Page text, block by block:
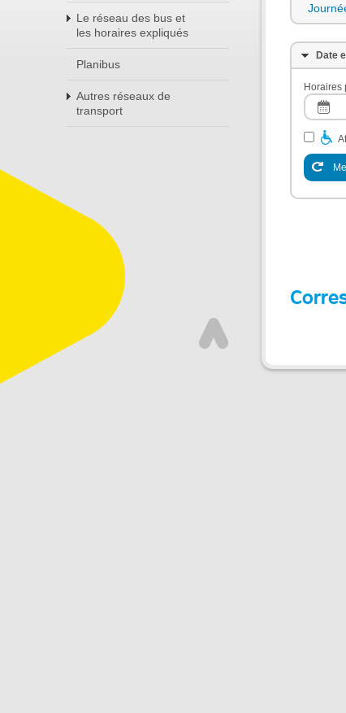
Le réseau des bus et
les horaires expliqués
Planibus
Autres réseaux de
transport
Date
Horaires